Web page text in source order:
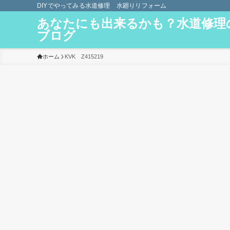
DIYでやってみる水道修理 水廻りリフォーム
あなたにも出来るかも？水道修理
ブログ
ホーム KVK Z415219